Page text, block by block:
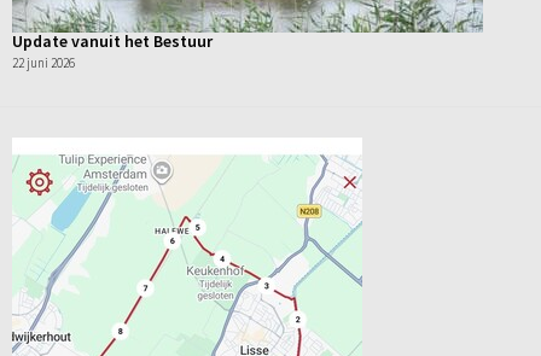
Update vanuit het Bestuur
22 juni 2026